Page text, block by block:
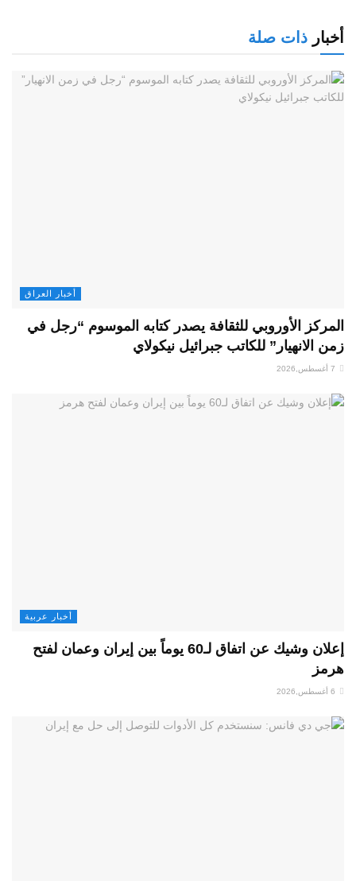
أخبار ذات صلة
أخبار العراق
المركز الأوروبي للثقافة يصدر كتابه الموسوم “رجل في
زمن الانهيار” للكاتب جبرائيل نيكولاي
أخبار عربية
إعلان وشيك عن اتفاق لـ60 يوماً بين إيران وعمان لفتح
هرمز